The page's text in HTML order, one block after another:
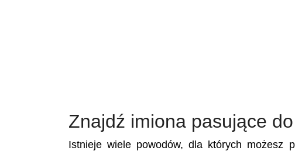
Znajdź imiona pasujące
Istnieje wiele powodów, dla których możesz